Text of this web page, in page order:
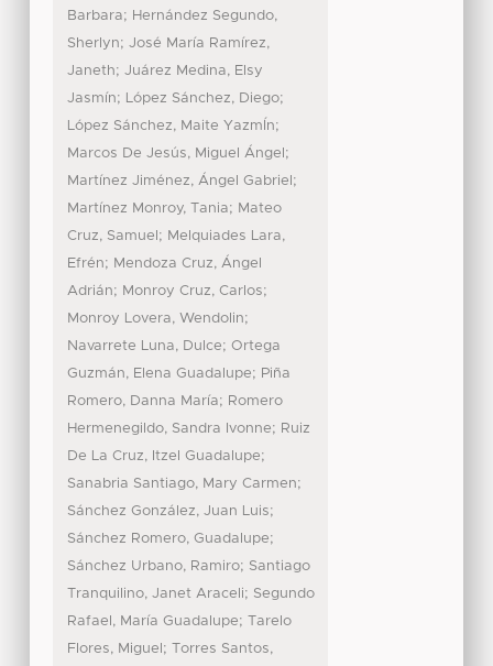
Barbara; Hernández Segundo,
Sherlyn; José María Ramírez,
Janeth; Juárez Medina, Elsy
Jasmín; López Sánchez, Diego;
López Sánchez, Maite YazmÍn;
Marcos De Jesús, Miguel Ángel ;
Martínez Jiménez, Ángel Gabriel ;
Martínez Monroy, Tania; Mateo
Cruz, Samuel ; Melquiades Lara,
Efrén; Mendoza Cruz, Ángel
Adrián; Monroy Cruz, Carlos;
Monroy Lovera, Wendolin;
Navarrete Luna, Dulce; Ortega
Guzmán, Elena Guadalupe; Piña
Romero, Danna María; Romero
Hermenegildo, Sandra Ivonne; Ruiz
De La Cruz, Itzel Guadalupe;
Sanabria Santiago, Mary Carmen;
Sánchez González, Juan Luis;
Sánchez Romero, Guadalupe;
Sánchez Urbano, Ramiro; Santiago
Tranquilino, Janet Araceli; Segundo
Rafael, María Guadalupe; Tarelo
Flores, Miguel ; Torres Santos,